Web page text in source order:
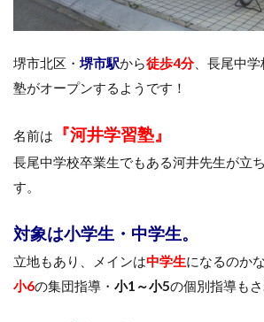
堺市北区・堺市駅から徒歩4分、長尾中
塾がオープンするようです！
名前は 『河井学習塾』
長尾中学校卒業生でもある河井先生が立
す。
対象は小学生・中学生。
立地もあり、メインは中学生になるのか
小6の集団指導・ 小1～小5の個別指導も